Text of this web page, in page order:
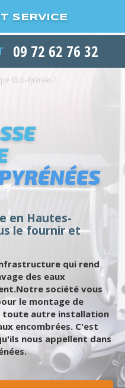
SERVICE
09 72 62 76 32
Midi-Pyrénées/
en Hautes-
le fournir et
qui rend
des eaux
société vous
le montage de
toute autre installation
encombrées. C'est
nous appellent dans